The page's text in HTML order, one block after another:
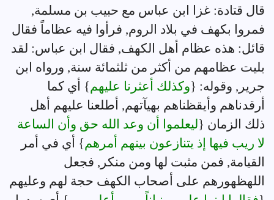
قال قتادة: غزا ابن عباس مع حبيب بن مسلمة,
فمروا بكهف في بلاد الروم, فرأوا فيه عظاماً فقال
قائل: هذه عظام أهل الكهف, فقال ابن عباس: لقد
بليت عظامهم من أكثر من ثلثمائة سنة, ورواه ابن
جرير, وقوله: {وكذلك أعثرنا عليهم} أي كما
أرقدناهم وأيقظناهم بهيآتهم, أطلعنا عليهم أهل
ذلك الزمان {ليعلموا أن وعد الله حق وأن الساعة
لا ريب فيها إذ يتنازعون بينهم أمرهم} أي في أمر
القيامة, فمن مثبت لها ومن منكر, فجعل
اللهظهورهم على أصحاب الكهف حجة لهم وعليهم